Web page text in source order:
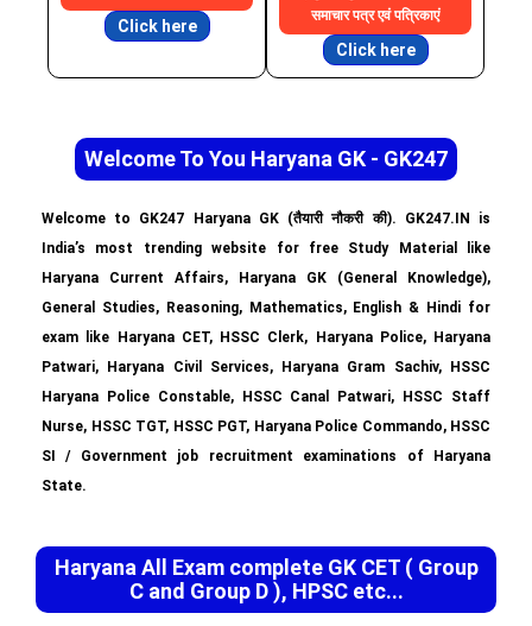
Click here
समाचार पत्र एवं पत्रिकाएं
Click here
Welcome To You Haryana GK - GK247
Welcome to GK247 Haryana GK (तैयारी नौकरी की). GK247.IN is
India’s most trending website for free Study Material like
Haryana Current Affairs, Haryana GK (General Knowledge),
General Studies, Reasoning, Mathematics, English & Hindi for
exam like Haryana CET, HSSC Clerk, Haryana Police, Haryana
Patwari, Haryana Civil Services, Haryana Gram Sachiv, HSSC
Haryana Police Constable, HSSC Canal Patwari, HSSC Staff
Nurse, HSSC TGT, HSSC PGT, Haryana Police Commando, HSSC
SI / Government job recruitment examinations of Haryana
State.
Haryana All Exam complete GK CET ( Group
C and Group D ), HPSC etc...